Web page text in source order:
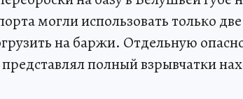
могли использовать только
на баржи. Отдельную
полный взрывчатки